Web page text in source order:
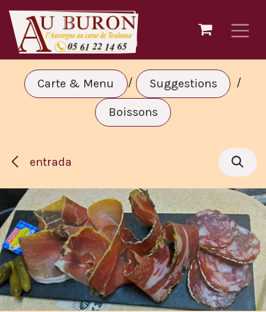
Ir al contenido
Carte & Menu / Suggestions /
Boissons
entrada